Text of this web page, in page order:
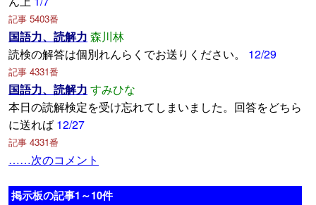
記事 5403番
国語力、読解力 森川林
読検の解答は個別れんらくでお送りください。
12/29
記事 4331番
国語力、読解力 すみひな
本日の読解検定を受け忘れてしまいました。回答をどちら
に送れば 12/27
記事 4331番
……次のコメント
掲示板の記事1～10件